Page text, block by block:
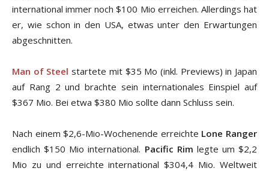
international immer noch $100 Mio erreichen. Allerdings hat
er, wie schon in den USA, etwas unter den Erwartungen
abgeschnitten.
Man of Steel startete mit $35 Mo (inkl. Previews) in Japan
auf Rang 2 und brachte sein internationales Einspiel auf
$367 Mio. Bei etwa $380 Mio sollte dann Schluss sein.
Nach einem $2,6-Mio-Wochenende erreichte Lone Ranger
endlich $150 Mio international. Pacific Rim legte um $2,2
Mio zu und erreichte international $304,4 Mio. Weltweit